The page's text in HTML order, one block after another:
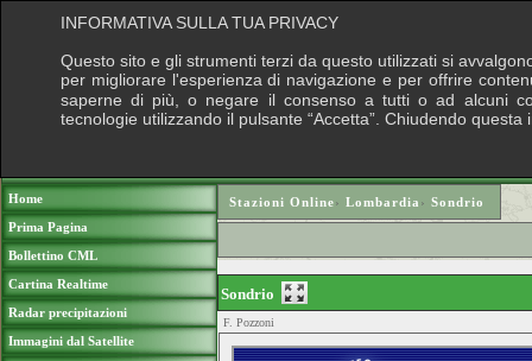
Home
Prima Pagina
Bollettino CML
Cartina Realtime
Radar precipitazioni
Immagini dal Satellite
Stazioni Online› Lombardia › Sondrio
Sondrio
F. Pozzoni
INFORMATIVA SULLA TUA PRIVACY
Questo sito e gli strumenti terzi da questo utilizzati si
per migliorare l'esperienza di navigazione e per offrire
saperne di più, o negare il consenso a tutti o ad alcuni
tecnologie utilizzando il pulsante “Accetta”. Chiudendo